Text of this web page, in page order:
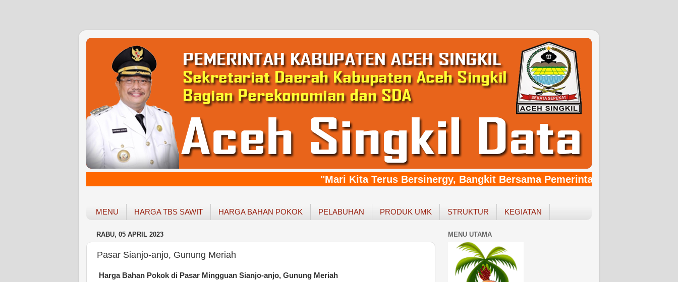
"Mari Kita Terus Bersinergy, Bangkit Bersama Pemerintahan Baru Yang
MENU HARGA TBS SAWIT HARGA BAHAN POKOK PELABUHAN PRODUK UMK STRUKTUR KEGIATAN
RABU, 05 APRIL 2023
Pasar Sianjo-anjo, Gunung Meriah
Harga Bahan Pokok di Pasar Mingguan Sianjo-anjo, Gunung Meriah
MENU UTAMA